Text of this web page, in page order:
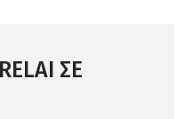
ΣΕ